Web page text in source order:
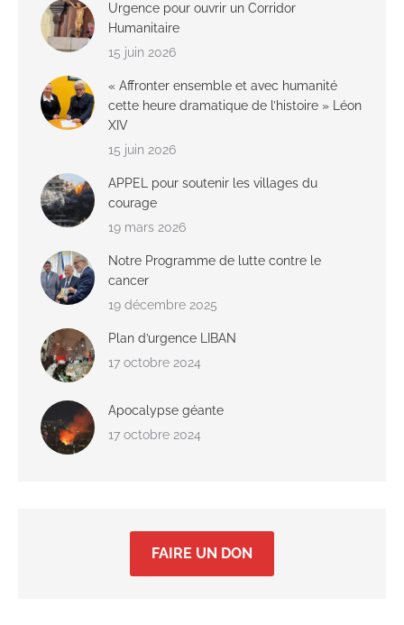
Urgence pour ouvrir un Corridor
Humanitaire
15 juin 2026
« Affronter ensemble et avec humanité
cette heure dramatique de l’histoire » Léon
XIV
15 juin 2026
APPEL pour soutenir les villages du
courage
19 mars 2026
Notre Programme de lutte contre le
cancer
19 décembre 2025
Plan d’urgence LIBAN
17 octobre 2024
Apocalypse géante
17 octobre 2024
FAIRE UN DON